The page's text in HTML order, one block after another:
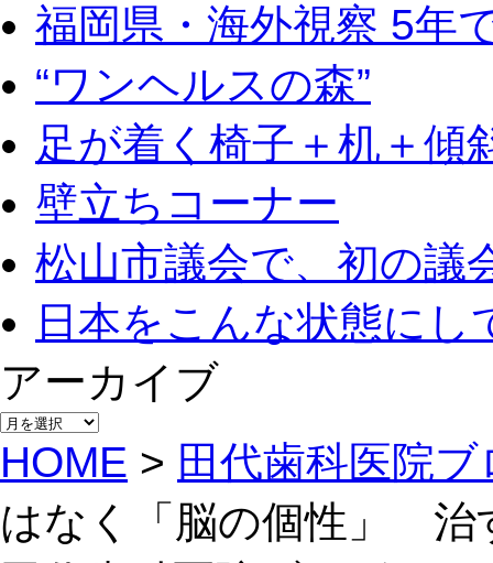
福岡県・海外視察 5年
“ワンヘルスの森”
足が着く椅子＋机＋傾
壁立ちコーナー
松山市議会で、初の議
日本をこんな状態に
アーカイブ
アー
カ
イ
HOME > 田代歯科医院ブ
はなく「脳の個性」 治